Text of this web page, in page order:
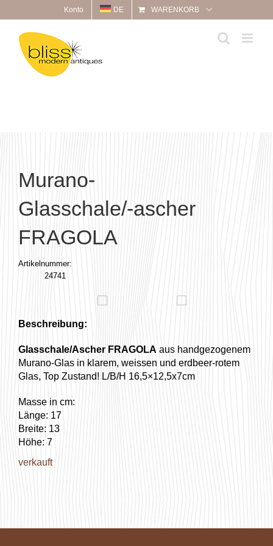
Inhalt
springen
Konto DE WARENKORB
Murano-
Glasschale/-ascher
FRAGOLA
Artikelnummer:
24741
Beschreibung:
Glasschale/Ascher FRAGOLA aus handgezogenem
Murano-Glas in klarem, weissen und erdbeer-rotem
Glas, Top Zustand! L/B/H 16,5×12,5x7cm
Masse in cm:
Länge: 17
Breite: 13
Höhe: 7
verkauft